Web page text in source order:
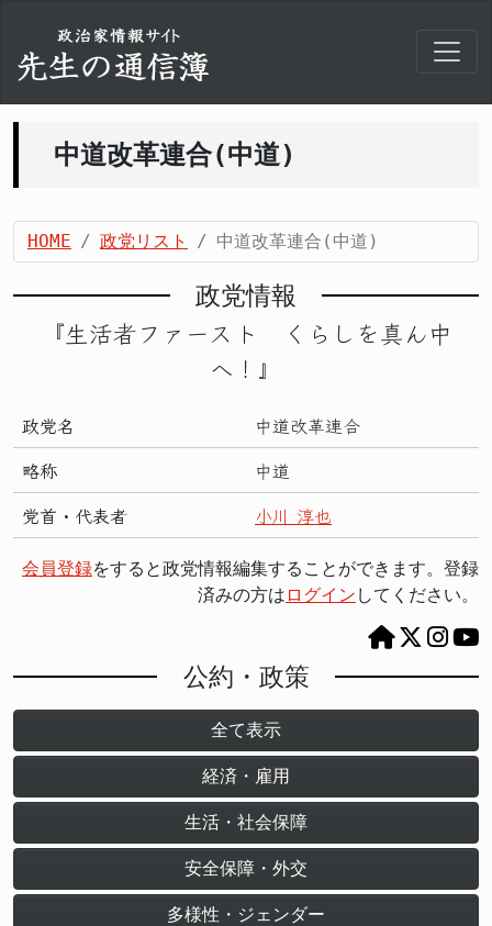
中道改革連合(中道)
HOME 政党リスト 中道改革連合(中道)
政党情報
『生活者ファースト くらしを真ん中
へ！』
政党名
中道改革連合
略称
中道
党首・代表者
小川 淳也
会員登録をすると政党情報編集することができます。登録
済みの方は ログイン してください。
公約・政策
全て表示
経済・雇用
生活・社会保障
安全保障・外交
多様性・ジェンダー